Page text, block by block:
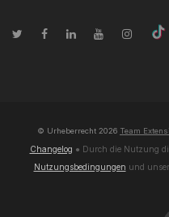
© Urheberrecht 2026 Team
Changelog ● Durch die Nutzung
Nutzungsbedingungen und